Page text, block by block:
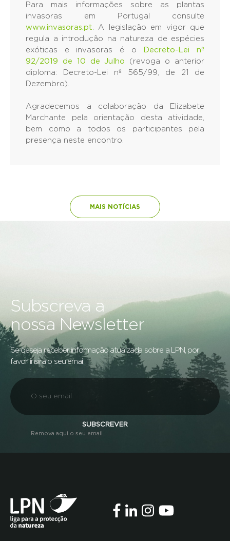
Para mais informações sobre as plantas
invasoras em Portugal consulte
www.invasoras.pt . A legislação em vigor que
regula a introdução na natureza de espécies
exóticas e invasoras é o
Decreto-Lei nº
92/2019 de 10 de Julho (revoga o anterior
diploma: Decreto-Lei nº 565/99, de 21 de
Dezembro).
Agradecemos a colaboração da Elizabete
Marchante pela orientação desta atividade,
bem como a todos os participantes pela
presença neste encontro.
MAIS NOTÍCIAS
Subscreva a
nossa Newsletter
Se deseja receber informação atualizada sobre a LPN, por
favor insira o seu email:
SUBSCREVER
Remova aqui o seu email